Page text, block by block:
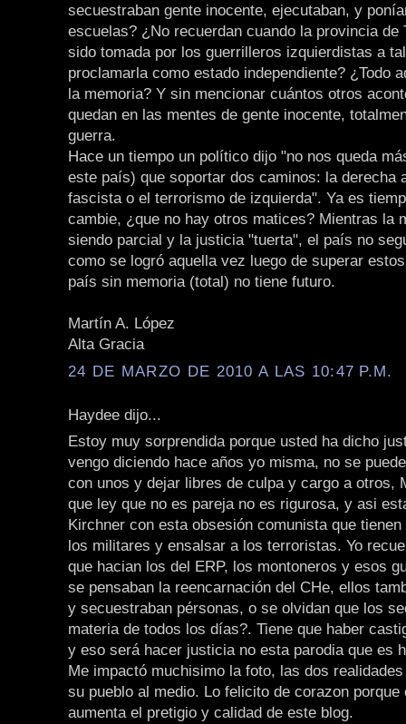
secuestraban gente inocente, ejecutaban, y
escuelas? ¿No recuerdan cuando la provincia de
sido tomada por los guerrilleros izquierdistas a
proclamarla como estado independiente? ¿Todo
la memoria? Y sin mencionar cuántos otros
quedan en las mentes de gente inocente,
guerra.
Hace un tiempo un político dijo "no nos queda
este país) que soportar dos caminos: la derecha
fascista o el terrorismo de izquierda". Ya es
cambie, ¿que no hay otros matices? Mientras la
siendo parcial y la justicia "tuerta", el país no
como se logró aquella vez luego de superar
país sin memoria (total) no tiene futuro.
Martín A. López
Alta Gracia
24 DE MARZO DE 2010 A LAS 10:47 P.M.
Haydee dijo...
Estoy muy sorprendida porque usted ha dicho
vengo diciendo hace años yo misma, no se
con unos y dejar libres de culpa y cargo a otros,
que ley que no es pareja no es rigurosa, y asi
Kirchner con esta obsesión comunista que
los militares y ensalsar a los terroristas. Yo
que hacian los del ERP, los montoneros y esos
se pensaban la reencarnación del CHe, ellos
y secuestraban pérsonas, o se olvidan que los
materia de todos los días?. Tiene que haber
y eso será hacer justicia no esta parodia que es
Me impactó muchisimo la foto, las dos
su pueblo al medio. Lo felicito de corazon porque
aumenta el pretigio y calidad de este blog.